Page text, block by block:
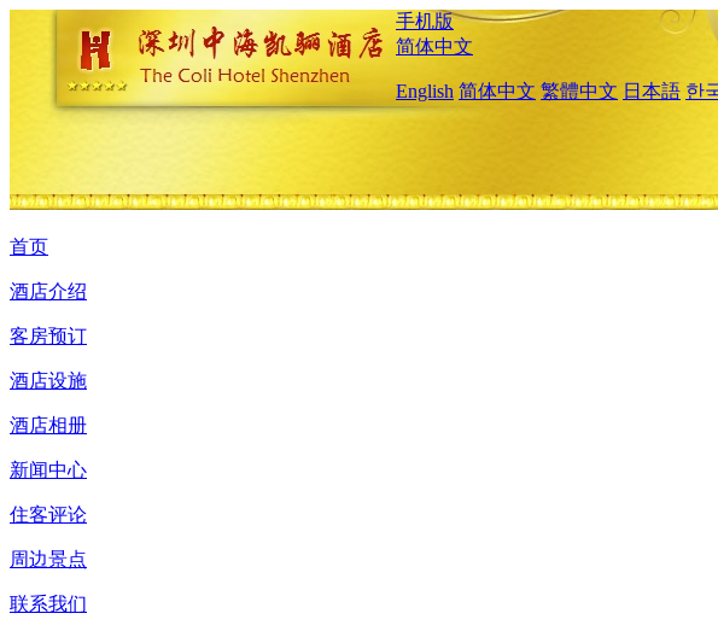
手机版
简体中文
English 简体中文 繁體中文 日本語 한
首页
酒店介绍
客房预订
酒店设施
酒店相册
新闻中心
住客评论
周边景点
联系我们